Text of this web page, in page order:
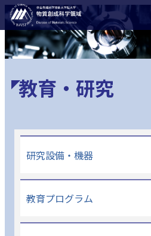
教育・研究
研究設備・機器
教育プログラム